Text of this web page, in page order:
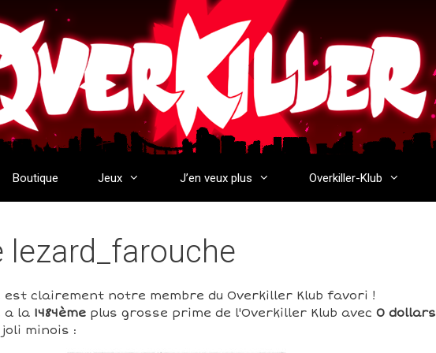
Boutique Jeux J’en veux plus Overkiller-Klub
lezard_farouche
est clairement notre membre du Overkiller Klub favori !
a la 1484èmeplus grosse prime de l'Overkiller Klub avec 0 dollars
minois :